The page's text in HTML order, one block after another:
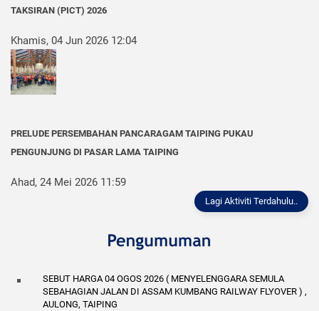
TAKSIRAN (PICT) 2026
Khamis, 04 Jun 2026 12:04
PRELUDE PERSEMBAHAN PANCARAGAM TAIPING PUKAU
PENGUNJUNG DI PASAR LAMA TAIPING
Ahad, 24 Mei 2026 11:59
Lagi Aktiviti Terdahulu..
SEBUT HARGA 04 OGOS 2026 ( MENYELENGGARA SEMULA
SEBAHAGIAN JALAN DI ASSAM KUMBANG RAILWAY FLYOVER ) ,
AULONG, TAIPING